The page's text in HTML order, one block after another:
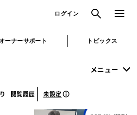
ログイン 検索 メニュ
ーナーサポート トピックス
メニュー
閲覧履歴 未設定